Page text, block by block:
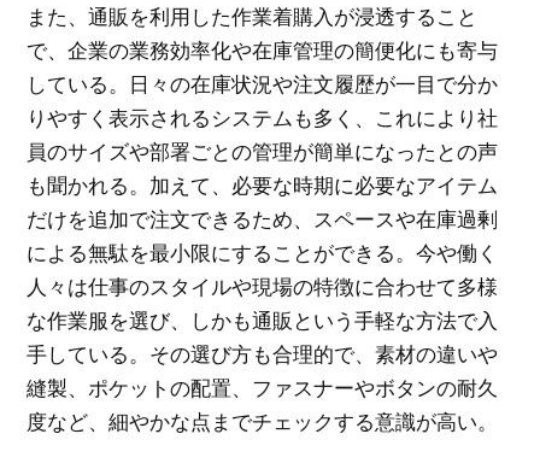
また、通販を利用した作業着購入が浸透すること
で、企業の業務効率化や在庫管理の簡便化にも寄与
している。日々の在庫状況や注文履歴が一目で分か
りやすく表示されるシステムも多く、これにより社
員のサイズや部署ごとの管理が簡単になったとの声
も聞かれる。加えて、必要な時期に必要なアイテム
だけを追加で注文できるため、スペースや在庫過剰
による無駄を最小限にすることができる。今や働く
人々は仕事のスタイルや現場の特徴に合わせて多様
な作業服を選び、しかも通販という手軽な方法で入
手している。その選び方も合理的で、素材の違いや
縫製、ポケットの配置、ファスナーやボタンの耐久
度など、細やかな点までチェックする意識が高い。